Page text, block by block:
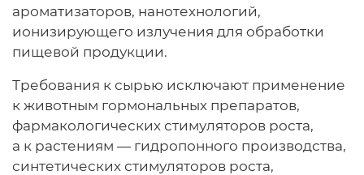
ароматизаторов, нанотехнологий,
ионизирующего излучения для обработки
пищевой продукции.
Требования к сырью исключают применение
к животным гормональных препаратов,
фармакологических стимуляторов роста,
а к растениям — гидропонного производства,
синтетических стимуляторов роста,